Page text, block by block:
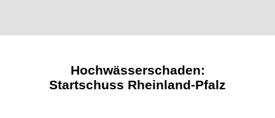
Hochwässerschaden:
Startschuss Rheinland-Pfalz